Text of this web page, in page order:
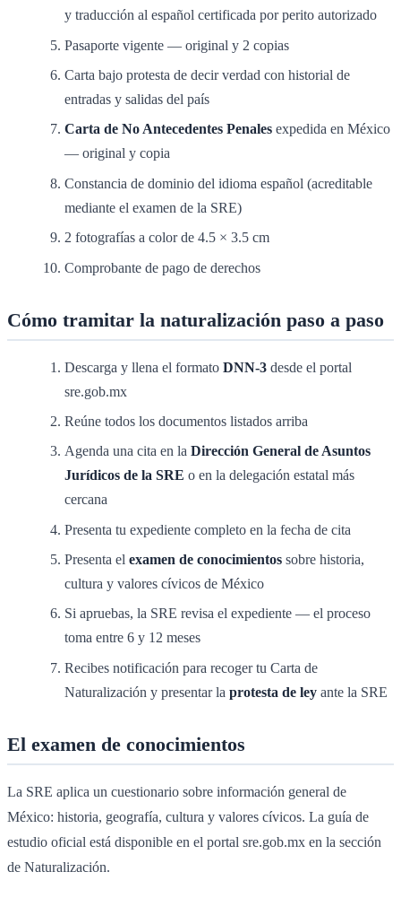
y traducción al español certificada por perito autorizado
Pasaporte vigente — original y 2 copias
Carta bajo protesta de decir verdad con historial de
entradas y salidas del país
Carta de No Antecedentes Penales expedida en México
— original y copia
Constancia de dominio del idioma español (acreditable
mediante el examen de la SRE)
2 fotografías a color de 4.5 × 3.5 cm
Comprobante de pago de derechos
Cómo tramitar la naturalización paso a paso
Descarga y llena el formato DNN-3 desde el portal
sre.gob.mx
Reúne todos los documentos listados arriba
Agenda una cita en la Dirección General de Asuntos
Jurídicos de la SRE o en la delegación estatal más
cercana
Presenta tu expediente completo en la fecha de cita
Presenta el examen de conocimientos sobre historia,
cultura y valores cívicos de México
Si apruebas, la SRE revisa el expediente — el proceso
toma entre 6 y 12 meses
Recibes notificación para recoger tu Carta de
Naturalización y presentar la protesta de ley ante la SRE
El examen de conocimientos
La SRE aplica un cuestionario sobre información general de
México: historia, geografía, cultura y valores cívicos. La guía de
estudio oficial está disponible en el portal sre.gob.mx en la sección
de Naturalización.